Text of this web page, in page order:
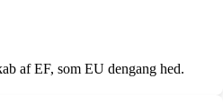
af EF, som EU dengang hed.